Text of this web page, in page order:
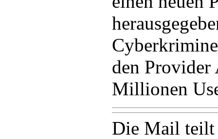
den
Millionen
Die Mail teilt